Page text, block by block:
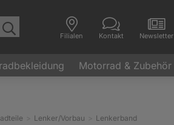
Filialen Kontakt Newsletter
Motorrad & Zubehör
Lenker/Vorbau Lenkerband